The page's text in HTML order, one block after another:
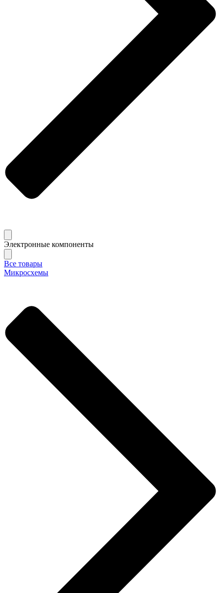
Электронные компоненты
Все товары
Микросхемы